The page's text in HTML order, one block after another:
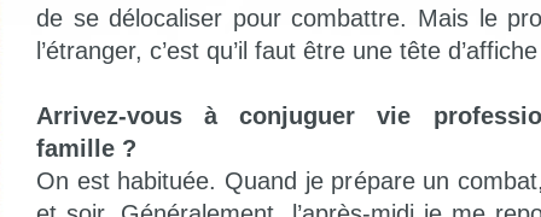
de se délocaliser pour combattre. Mais le
l’étranger, c’est qu’il faut être une tête
Arrivez-vous à conjuguer vie
famille ?
On est habituée. Quand je prépare un